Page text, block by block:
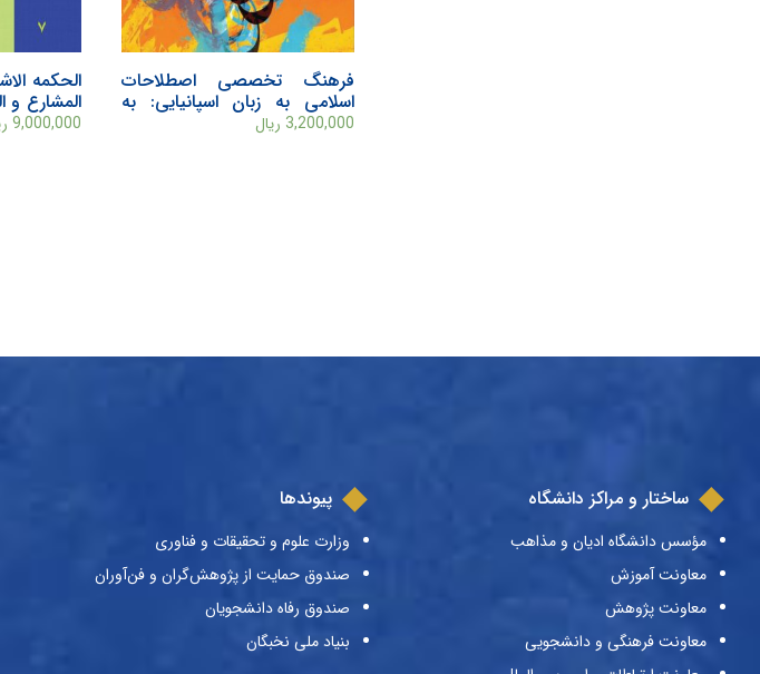
فرهنگ تخصصی اصطلاحات
اسلامی به زبان اسپانيايی: به
همراه واژگان پرکاربرد عمومی
3,200,000 ریال
الحکمه
المشارع و
الالهیات
9,000,000
ساختار و مراکز دانشگاه
مؤسس دانشگاه ادیان و مذاهب
معاونت آموزش
معاونت پژوهش
معاونت فرهنگی و دانشجویی
پیوندها
وزارت علوم و تحقیقات و فناوری
صندوق حمایت از پژوهش‌گران و فن‌آوران
صندوق رفاه دانشجویان
بنیاد ملی نخبگان